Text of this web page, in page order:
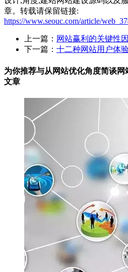
章。转载请保留链接:
https://www.seouc.com/article/
上一篇： 网站赢利的关键性
下一篇： 十二种网站用户体
为你推荐与从网站优化角度简谈网
文章